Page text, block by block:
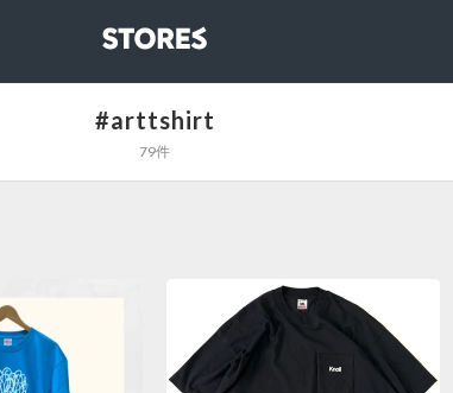
STORES
#arttshirt
79件